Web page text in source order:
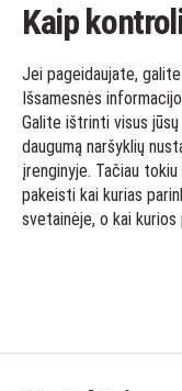
Kaip
Jei pageidaujate, galite
Išsamesnės
Galite ištrinti visus
daugumą naršyklių
įrenginyje. Tačiau
pakeisti kai kurias
svetainėje, o kai